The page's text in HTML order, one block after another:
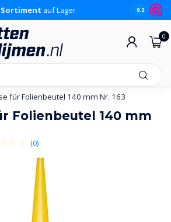
Sortiment auf Lager 9.2
0
für Folienbeutel 140 mm Nr. 163
Folienbeutel 140 mm
(0)